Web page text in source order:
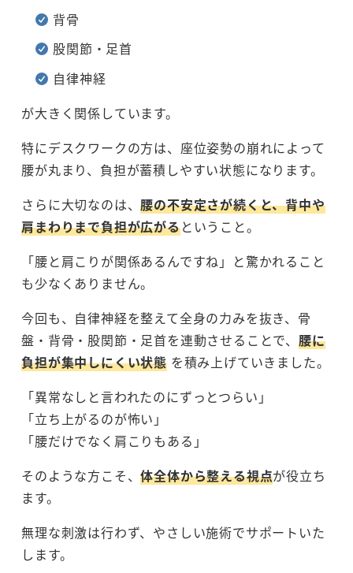
背骨
股関節・足首
自律神経
が大きく関係しています。
特にデスクワークの方は、座位姿勢の崩れによって
腰が丸まり、負担が蓄積しやすい状態になります。
さらに大切なのは、腰の不安定さが続くと、背中や
肩まわりまで負担が広がるということ。
「腰と肩こりが関係あるんですね」と驚かれること
も少なくありません。
今回も、自律神経を整えて全身の力みを抜き、骨
盤・背骨・股関節・足首を連動させることで、 腰に
負担が集中しにくい状態 を積み上げていきました。
「異常なしと言われたのにずっとつらい」
「立ち上がるのが怖い」
「腰だけでなく肩こりもある」
そのような方こそ、体全体から整える視点が役立ち
ます。
無理な刺激は行わず、やさしい施術でサポートいた
します。